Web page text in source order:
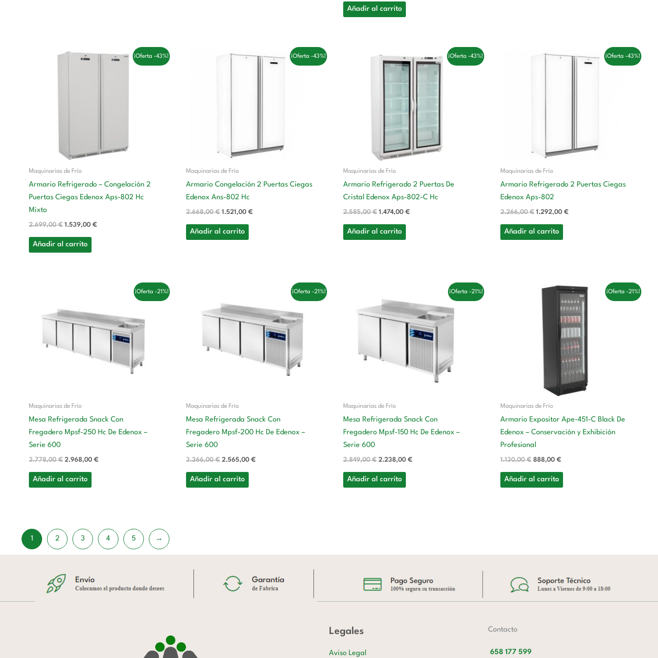
Añadir al carrito
¡Oferta -43%!
Maquinarias de Frío
Armario Refrigerado – Congelación 2
Puertas Ciegas Edenox Aps-802 Hc
Mixto
2.699,00€
El
1.539,00€
El
precio
Añadir al carrito
¡Oferta -43%!
Maquinarias de Frío
Armario Congelación 2 Puertas Ciegas
Edenox Ans-802 Hc
2.668,00€ 1.521,00€
precio
Añadir al carrito
¡Oferta -43%!
Maquinarias de Frío
Armario Refrigerado 2 Puertas De
Cristal Edenox Aps-802-C Hc
2.585,00€
El
precio
1.474,00€
precio
1.474,00 €.
Añadir al carrito
¡Oferta -43%!
Maquinarias de Frío
Armario Refrigerado 2 Puertas Ciegas
Edenox Aps-802
2.266,00€ 1.292,00€
precio
Añadir al carrito
¡Oferta -21%!
Maquinarias de Frío
Mesa Refrigerada Snack Con
Fregadero Mpsf-250 Hc De Edenox –
Serie 600
3.778,00€
era:
3.778,00 €.
2.968,00€
es:
2.968,00 €.
Añadir al carrito
¡Oferta -21%!
Maquinarias de Frío
Mesa Refrigerada Snack Con
Fregadero Mpsf-200 Hc De Edenox –
Serie 600
3.266,00€
original
era:
3.266,00 €.
2.565,00€
actual
es:
2.565,00 €.
Añadir al carrito
¡Oferta -21%!
Maquinarias de Frío
Mesa Refrigerada Snack Con
Fregadero Mpsf-150 Hc De Edenox –
Serie 600
2.849,00€
precio
original
era:
2.849,00 €.
2.238,00€
actual
es:
2.238,00 €.
Añadir al carrito
¡Oferta -21%!
Maquinarias de Frío
Armario Expositor Ape-451-C Black De
Edenox – Conservación y Exhibición
Profesional
1.130,00€
1.130,00 €.
888,00€
El
precio
actual
es:
888,00 €.
Añadir al carrito
1 2 3 4 5 →
Legales
Aviso Legal
Contacto
658 177 599